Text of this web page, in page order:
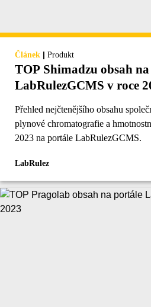
Článek | Produkt
TOP Shimadzu obsah
LabRulezGCMS v roce
Přehled nejčtenějšího obsahu
plynové chromatografie a
2023 na portále LabRulezGCMS.
LabRulez